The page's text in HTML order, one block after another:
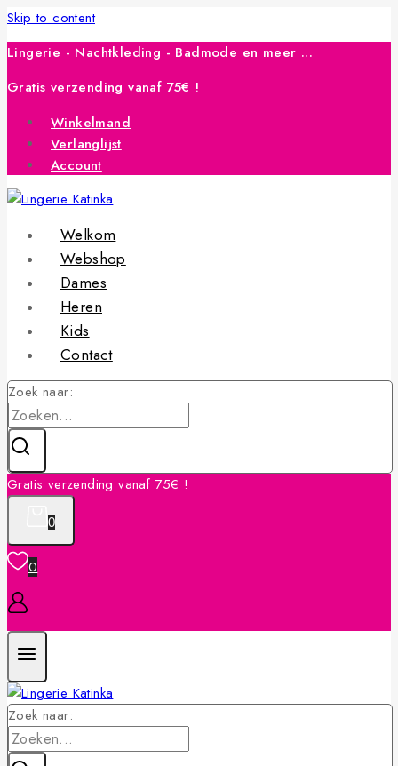
Skip to content
Lingerie - Nachtkleding - Badmode en meer ...
Gratis verzending vanaf 75€ !
Winkelmand
Verlanglijst
Account
Welkom
Webshop
Dames
Heren
Kids
Contact
Zoek naar:
Gratis verzending vanaf 75€ !
0
0
Zoek naar: